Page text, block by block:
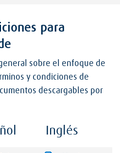
para
sobre el enfoque de
y condiciones de
descargables por
Inglés